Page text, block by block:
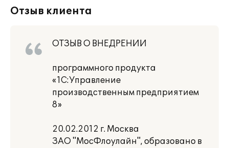
Отзыв клиента
ОТЗЫВ О ВНЕДРЕНИИ
программного продукта
«1С:Управление
производственным предприятием
8»
20.02.2012 г. Москва
ЗАО "МосФлоулайн", образовано в